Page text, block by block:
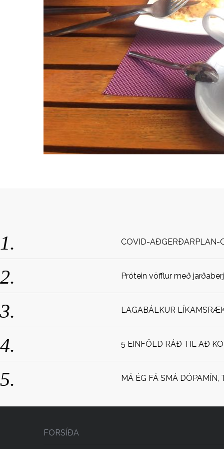
COVID-AÐGERÐARPLAN-
Prótein vöfflur með
LAGABÁLKUR
5 EINFÖLD RÁÐ TIL AÐ
MÁ ÉG FÁ SMÁ DÓPAMÍN,
FORSÍÐA